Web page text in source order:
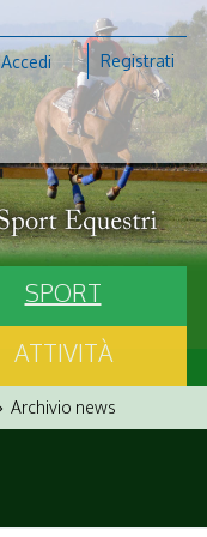
Accedi Registrati
SPORT
ATTIVITÀ
Archivio news